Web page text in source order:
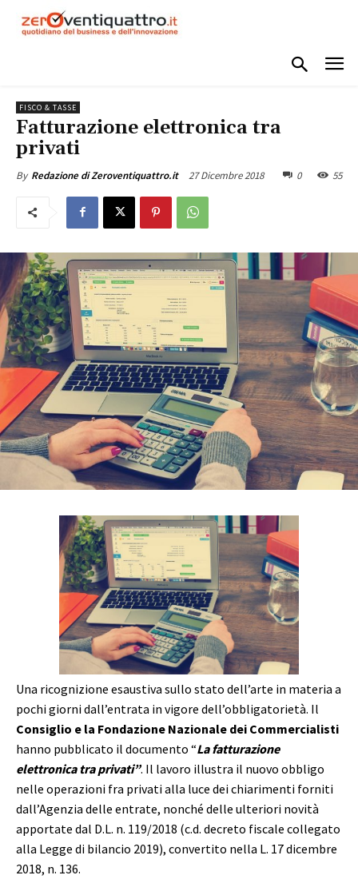
FISCO & TASSE
Fatturazione elettronica tra
privati
By Redazione di Zeroventiquattro.it 27 Dicembre 2018 0 55
Una ricognizione esaustiva sullo stato dell’arte in materia a
pochi giorni dall’entrata in vigore dell’obbligatorietà. Il
Consiglio e la Fondazione Nazionale dei Commercialisti
hanno pubblicato il documento “La fatturazione
elettronica tra privati”. Il lavoro illustra il nuovo obbligo
nelle operazioni fra privati alla luce dei chiarimenti forniti
dall’Agenzia delle entrate, nonché delle ulteriori novità
apportate dal D.L. n. 119/2018 (c.d. decreto fiscale collegato
alla Legge di bilancio 2019), convertito nella L. 17 dicembre
2018, n. 136.